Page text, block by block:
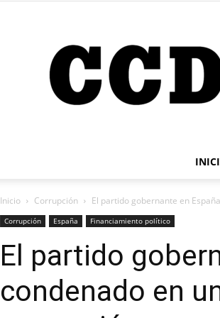
Inicio Corrupción El partido gobernante en
Corrupción España Financiamiento político
El partido
condenado en